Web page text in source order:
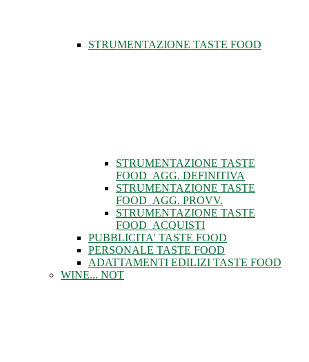
STRUMENTAZIONE TASTE FOOD
STRUMENTAZIONE TASTE
FOOD_AGG. DEFINITIVA
STRUMENTAZIONE TASTE
FOOD_AGG. PROVV.
STRUMENTAZIONE TASTE
FOOD_ACQUISTI
PUBBLICITA' TASTE FOOD
PERSONALE TASTE FOOD
ADATTAMENTI EDILIZI TASTE FOOD
WINE... NOT